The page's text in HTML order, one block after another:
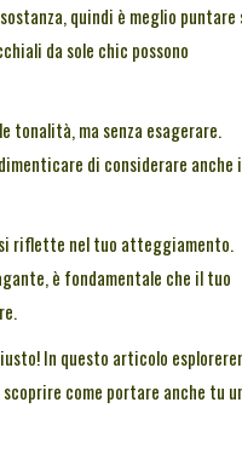
quindi è meglio puntare
da sole chic possono
tonalità, ma senza esagerare.
di considerare anche i
si riflette nel tuo atteggiamento.
è fondamentale che il tuo
In questo articolo
come portare anche tu